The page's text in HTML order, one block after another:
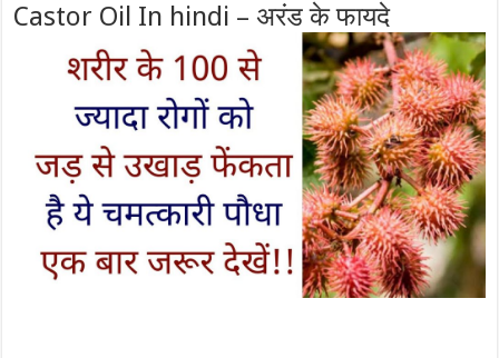
Castor Oil In hindi – अरंड के फायदे